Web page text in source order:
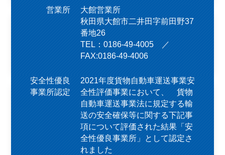
営業所
大館営業所
秋田県大館市二井田字前田野37
番地26
TEL：0186-49-4005 ／
FAX:0186-49-4006
安全性優良
事業所認定
2021年度貨物自動車運送事業安
全性評価事業において、 貨物
自動車運送事業法に規定する輸
送の安全確保等に関する下記事
項について評価された結果「安
全性優良事業所」として認定さ
れました